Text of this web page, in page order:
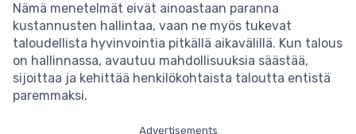
Nämä menetelmät eivät ainoastaan paranna
kustannusten hallintaa, vaan ne myös tukevat
taloudellista hyvinvointia pitkällä aikavälillä. Kun talous
on hallinnassa, avautuu mahdollisuuksia säästää,
sijoittaa ja kehittää henkilökohtaista taloutta entistä
paremmaksi.
Advertisements